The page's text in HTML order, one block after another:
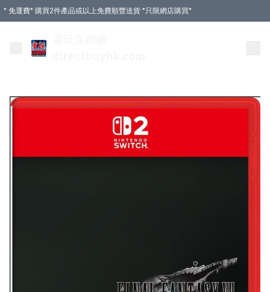
* 免運費* 購買2件產品或以上免費順豐送貨 *只限網店購買*